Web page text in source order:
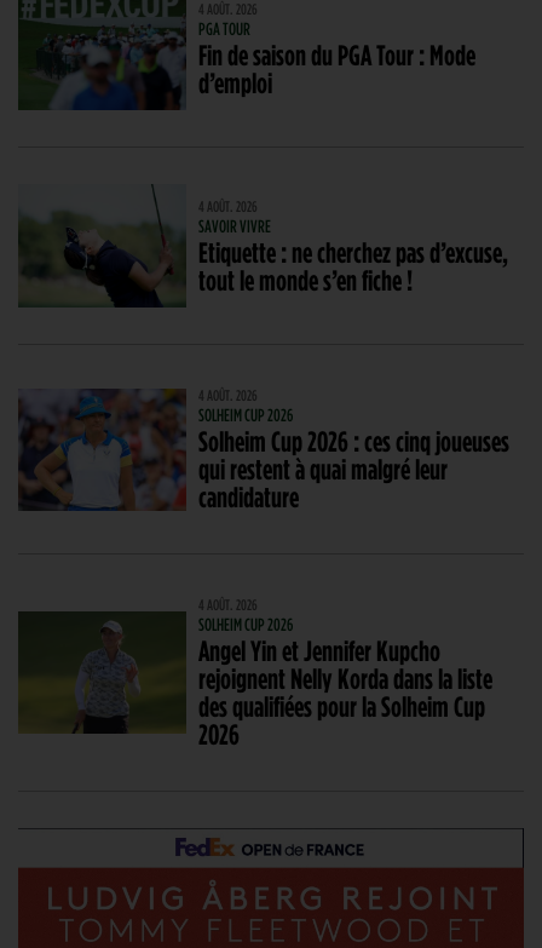
4 AOÛT. 2026
PGA TOUR
Fin de saison du PGA Tour : Mode
d’emploi
4 AOÛT. 2026
SAVOIR VIVRE
Etiquette : ne cherchez pas d’excuse,
tout le monde s’en fiche !
4 AOÛT. 2026
SOLHEIM CUP 2026
Solheim Cup 2026 : ces cinq joueuses
qui restent à quai malgré leur
candidature
4 AOÛT. 2026
SOLHEIM CUP 2026
Angel Yin et Jennifer Kupcho
rejoignent Nelly Korda dans la liste
des qualifiées pour la Solheim Cup
2026